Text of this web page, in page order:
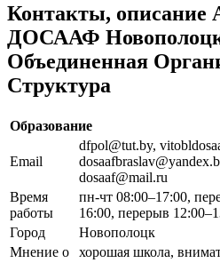
Контакты, описание
ДОСААФ
Объединенная
Структура
Образование
Email
dfpol@tut.by,
dosaaf@mail.ru
Время
работы
пн-чт 08:00–17:00,
16:00, перерыв
Город
Новополоцк
Мнение о
хорошая школа,